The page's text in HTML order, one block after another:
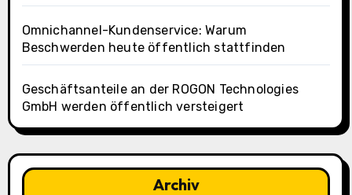
Omnichannel-Kundenservice: Warum
Beschwerden heute öffentlich stattfinden
Geschäftsanteile an der ROGON Technologies
GmbH werden öffentlich versteigert
Archiv